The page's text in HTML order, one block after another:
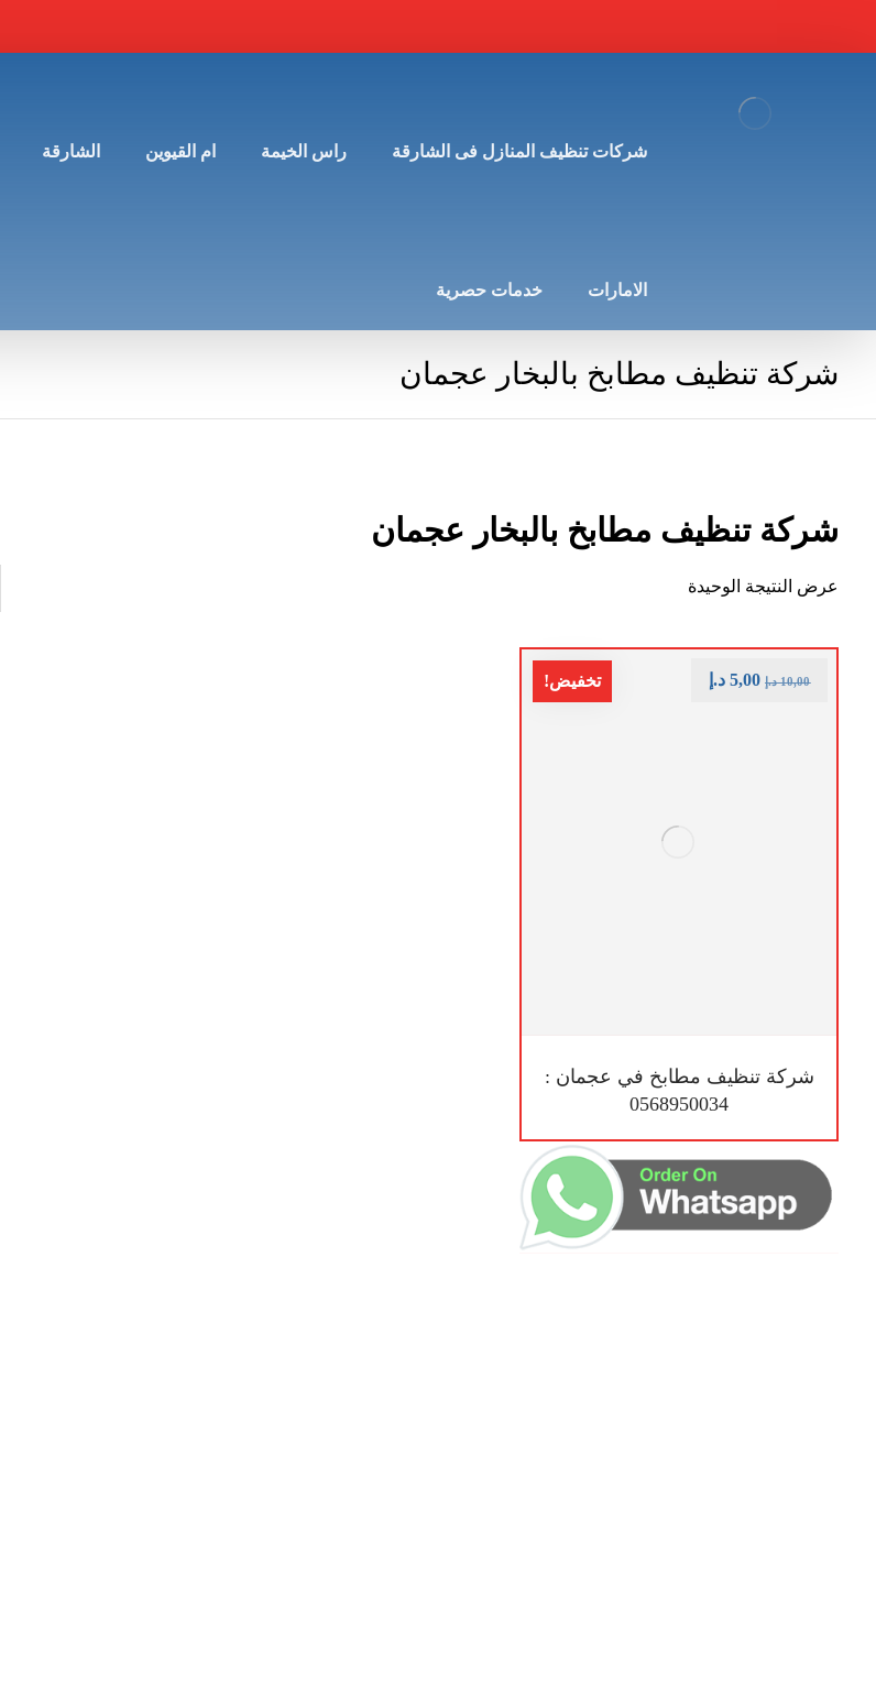
شركات تنظيف المنازل فى الشارقة راس الخيمة ام القيوين الشارقة
الامارات خدمات حصرية
شركة تنظيف مطابخ بالبخار عجمان
شركة تنظيف مطابخ بالبخار عجمان
عرض النتيجة الوحيدة
تخفيض!
شركة تنظيف مطابخ في عجمان :
0568950034
10,00 د.إ 5,00 د.إ